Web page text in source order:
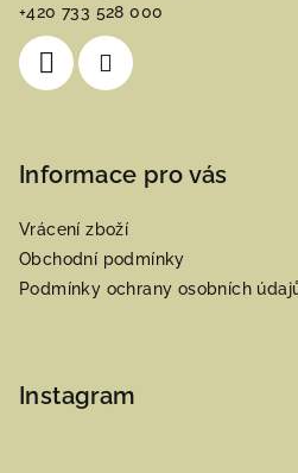
+420 733 528 000
Informace pro vás
Vrácení zboží
Obchodní podmínky
Podmínky ochrany osobních
Instagram